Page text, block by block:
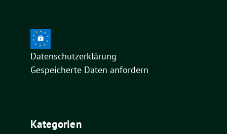
Datenschutzerklärung
Gespeicherte Daten anfordern
Kategorien